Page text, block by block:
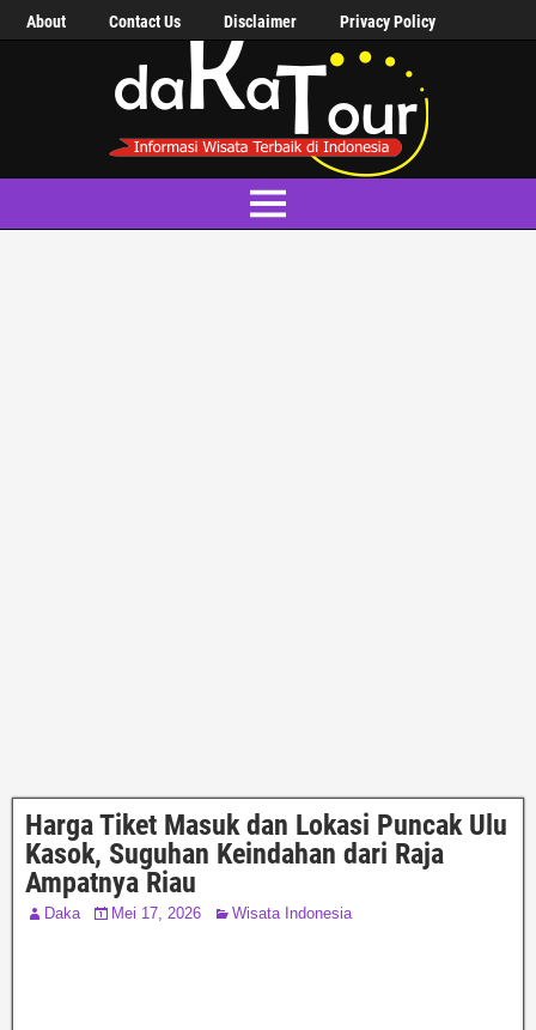
About Contact Us Disclaimer Privacy Policy
Harga Tiket Masuk dan Lokasi Puncak Ulu
Kasok, Suguhan Keindahan dari Raja
Ampatnya Riau
Daka Mei 17, 2026 Wisata Indonesia